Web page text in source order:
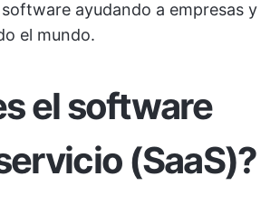
ayudando a empresas y
el mundo.
el software
(SaaS)?